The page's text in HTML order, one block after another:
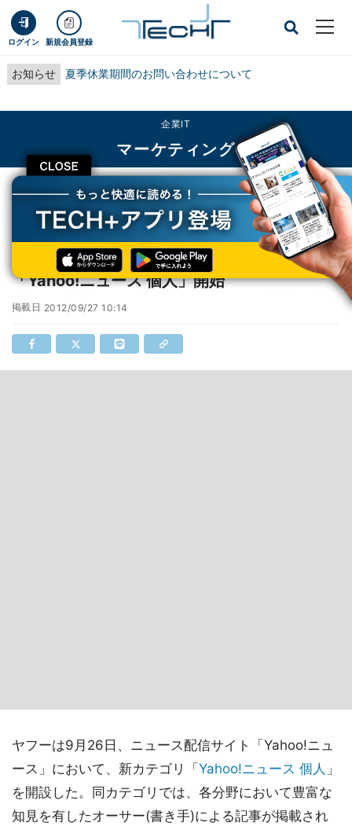
ログイン 新規会員登録
お知らせ 夏季休業期間のお問い合わせについて
CLOSE
企業IT
マーケティング
TECH+ 企業IT
マーケティング
佐々木俊尚や宮台真司の記事が読める「Yahoo!ニュース 個人」開始
佐々木俊尚や宮台真司の記事が読める
「Yahoo!ニュース 個人」開始
掲載日 2012/09/27 10:14
ヤフーは9月26日、ニュース配信サイト「Yahoo!ニュ
ース」において、新カテゴリ「 Yahoo!ニュース 個人 」
を開設した。同カテゴリでは、各分野において豊富な
知見を有したオーサー(書き手)による記事が掲載され